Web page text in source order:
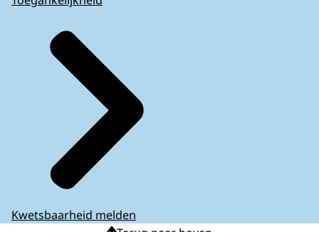
Kwetsbaarheid melden